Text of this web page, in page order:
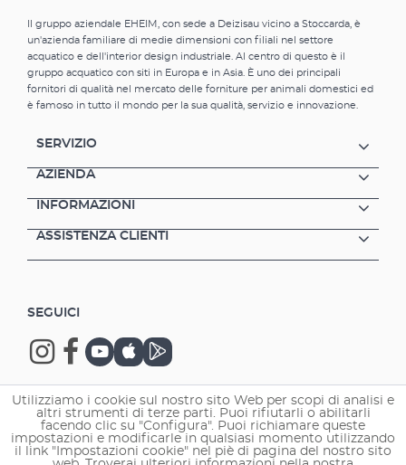
Il gruppo aziendale EHEIM, con sede a Deizisau vicino a Stoccarda, è
un'azienda familiare di medie dimensioni con filiali nel settore
acquatico e dell'interior design industriale. Al centro di questo è il
gruppo acquatico con siti in Europa e in Asia. È uno dei principali
fornitori di qualità nel mercato delle forniture per animali domestici ed
è famoso in tutto il mondo per la sua qualità, servizio e innovazione.
SERVIZIO
AZIENDA
INFORMAZIONI
ASSISTENZA CLIENTI
SEGUICI
Copyright © 2026 EHEIM GmbH & Co. KG.
Utilizziamo i cookie sul nostro sito Web per scopi di analisi e
altri strumenti di terze parti. Puoi rifiutarli o abilitarli
facendo clic su "Configura". Puoi richiamare queste
impostazioni e modificarle in qualsiasi momento utilizzando
il link "Impostazioni cookie" nel piè di pagina del nostro sito